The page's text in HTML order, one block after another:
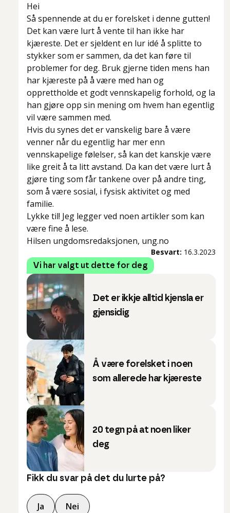
Hei
Så spennende at du er forelsket i denne gutten!
Det kan være lurt å vente til han ikke har
kjæreste. Det er sjeldent en lur idé å splitte to
stykker som er sammen, da det kan føre til
problemer for deg. Bruk gjerne tiden mens han
har kjæreste på å være med han og
opprettholde et godt vennskapelig forhold, og la
han gjøre opp sin mening om hvem han egentlig
vil være sammen med.
Hvis du synes det er vanskelig bare å være
venner når du egentlig har mer enn
vennskapelige følelser, så kan det kanskje være
like greit å ta litt avstand. Da kan det være lurt å
gjøre ting som får tankene over på andre ting,
som å være sosial, i fysisk aktivitet og med
familie.
Lykke til! Jeg legger ved noen artikler som kan
være fine å lese.
Hilsen ungdomsredaksjonen, ung.no
Besvart: 16.3.2023
Vi har valgt ut dette for deg
Det er ikkje alltid kjensla er
gjensidig
Å være forelsket i noen
som allerede har kjæreste
20 tegn på at noen liker
deg
Fikk du svar på det du lurte på?
Ja Nei